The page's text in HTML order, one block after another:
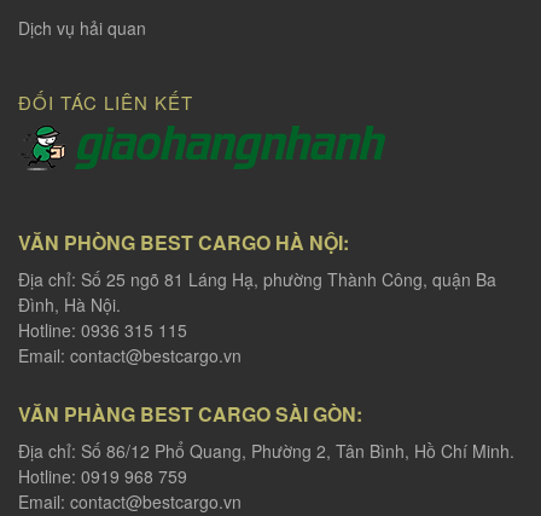
Dịch vụ hải quan
ĐỐI TÁC LIÊN KẾT
VĂN PHÒNG BEST CARGO HÀ NỘI:
Địa chỉ: Số 25 ngõ 81 Láng Hạ, phường Thành Công, quận Ba
Đình, Hà Nội.
Hotline: 0936 315 115
Email: contact@bestcargo.vn
VĂN PHÀNG BEST CARGO SÀI GÒN:
Địa chỉ: Số 86/12 Phổ Quang, Phường 2, Tân Bình, Hồ Chí Minh.
Hotline: 0919 968 759
Email: contact@bestcargo.vn